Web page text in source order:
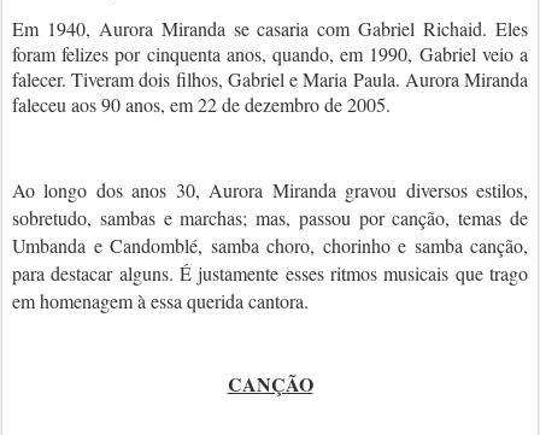
Em 1940, Aurora Miranda se casaria com Gabriel Richaid. Eles
foram felizes por cinquenta anos, quando, em 1990, Gabriel veio a
falecer. Tiveram dois filhos, Gabriel e Maria Paula. Aurora Miranda
faleceu aos 90 anos, em 22 de dezembro de 2005.
Ao longo dos anos 30, Aurora Miranda gravou diversos estilos,
sobretudo, sambas e marchas; mas, passou por canção, temas de
Umbanda e Candomblé, samba choro, chorinho e samba canção,
para destacar alguns. É justamente esses ritmos musicais que trago
em homenagem à essa querida cantora.
CANÇÃO